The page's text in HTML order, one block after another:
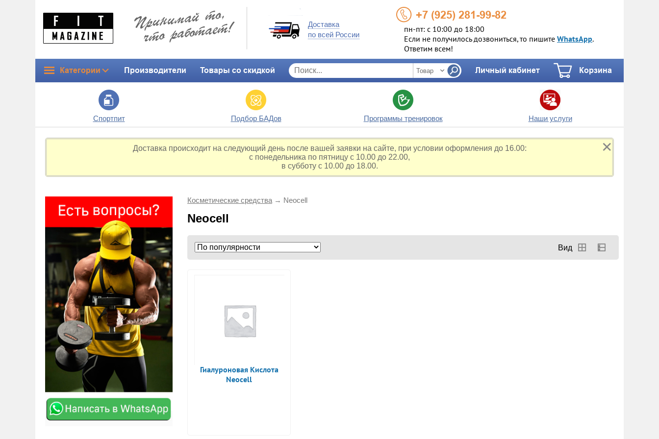
Доставка
по всей России
+7 (925) 281-99-82
пн-пт: с 10:00 до 18:00
Если не получилось дозвониться, то пишите WhatsApp.
Ответим всем!
Категории Производители Товары со скидкой Личный кабинет Корзина
Спортпит Подбор БАДов Программы тренировок Наши услуги
✕
Доставка происходит на следующий день после вашей заявки на сайте, при условии оформления до 16.00:
с понедельника по пятницу с 10.00 до 22.00,
в субботу с 10.00 до 18.00.
Косметические средства → Neocell
Neocell
Гиалуроновая Кислота
Neocell